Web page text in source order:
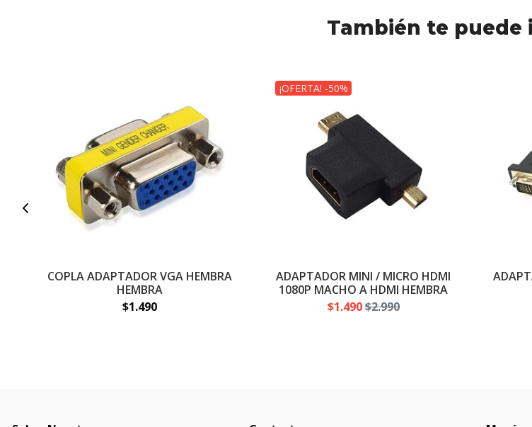
También te puede
COPLA ADAPTADOR VGA HEMBRA
HEMBRA
$1.490
¡OFERTA! -50%
ADAPTADOR MINI / MICRO HDMI
1080P MACHO A HDMI HEMBRA
$1.490$2.990